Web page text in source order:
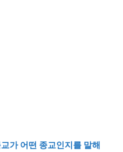
가 어떤 종교인지를 말해